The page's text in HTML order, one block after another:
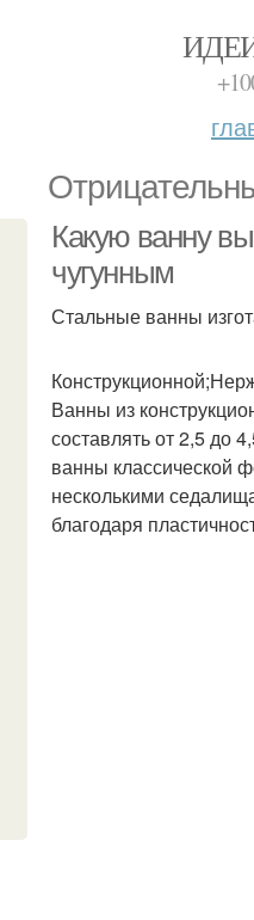
Какую ванну
чугунным
Стальные ванны
Ванны из
составлять от 2,5 до
ванны классической
несколькими
благодаря